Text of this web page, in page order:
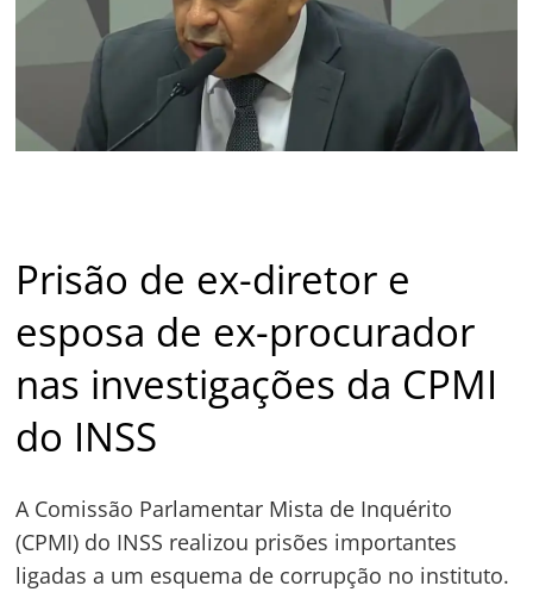
Prisão de ex-diretor e
esposa de ex-procurador
nas investigações da CPMI
do INSS
A Comissão Parlamentar Mista de Inquérito
(CPMI) do INSS realizou prisões importantes
ligadas a um esquema de corrupção no instituto.